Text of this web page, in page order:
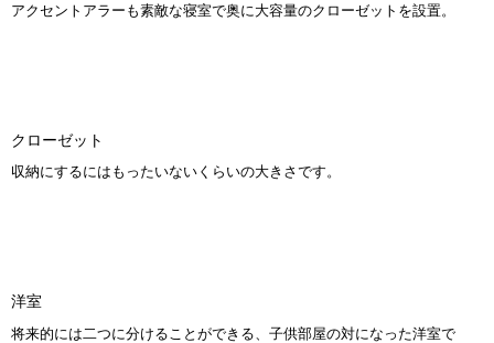
アクセントアラーも素敵な寝室で奥に大容量のクローゼットを設置。
クローゼット
収納にするにはもったいないくらいの大きさです。
洋室
将来的には二つに分けることができる、子供部屋の対になった洋室で